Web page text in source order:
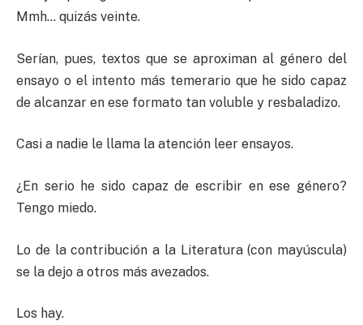
Mmh… quizás veinte.
Serían, pues, textos que se aproximan al género del
ensayo o el intento más temerario que he sido capaz
de alcanzar en ese formato tan voluble y resbaladizo.
Casi a nadie le llama la atención leer ensayos.
¿En serio he sido capaz de escribir en ese género?
Tengo miedo.
Lo de la contribución a la Literatura (con mayúscula)
se la dejo a otros más avezados.
Los hay.